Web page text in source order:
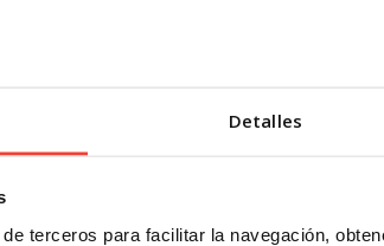
Detalles
terceros para facilitar la navegación,
de 639,5 a 651 euros.
60 años:
de 503,9 a 512,97 euros.